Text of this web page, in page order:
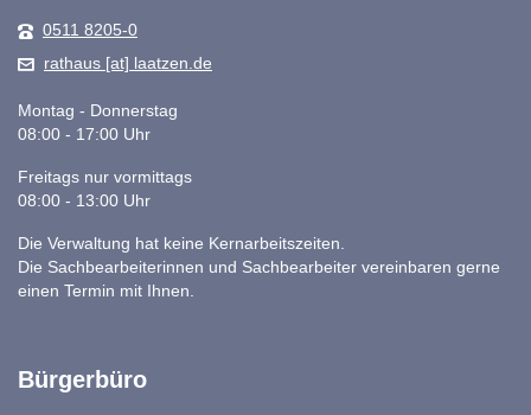
0511 8205-0
rathaus [at] laatzen.de
Montag - Donnerstag
08:00 - 17:00 Uhr
Freitags nur vormittags
08:00 - 13:00 Uhr
Die Verwaltung hat keine Kernarbeitszeiten.
Die Sachbearbeiterinnen und Sachbearbeiter vereinbaren gerne
einen Termin mit Ihnen.
Bürgerbüro